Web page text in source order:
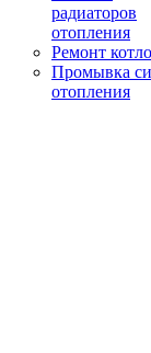
радиаторов
отопления
Ремонт
Промывка
отопления